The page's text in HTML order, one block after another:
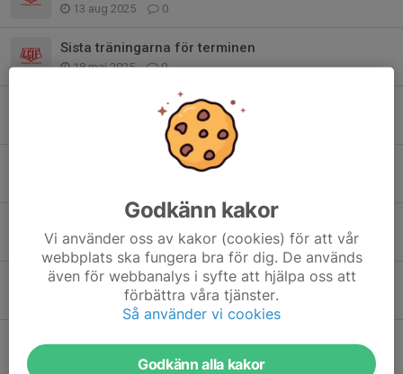
13 aug 2025 0
Sista träningarna för terminen
18 maj 2025 0
Campuscampen
Tävling och sista träningarna innan jul
Inomhussäsong
30 sep 2024 0
Sista tillfället ute
23 sep 2024 0
0
Godkänn kakor
Vi använder oss av kakor (cookies) för att vår
webbplats ska fungera bra för dig. De används
även för webbanalys i syfte att hjälpa oss att
förbättra våra tjänster.
Så använder vi cookies
Godkänn alla kakor